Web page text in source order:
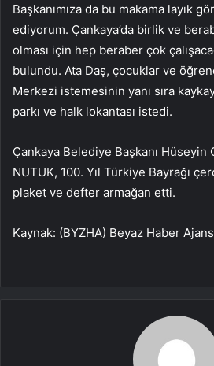
Başkanımıza da bu makama layık
ediyorum. Çankaya’da birlik ve
olması için hep beraber çok
bulundu. Ata Daş, çocuklar ve
Merkezi istemesinin yanı sıra
parkı ve halk lokantası istedi.
Çankaya Belediye Başkanı Hüseyin
NUTUK, 100. Yıl Türkiye Bayrağı
plaket ve defter armağan etti.
Kaynak: (BYZHA) Beyaz Haber